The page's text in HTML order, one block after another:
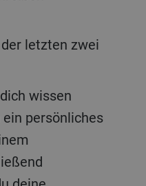
letzten zwei
persönliches